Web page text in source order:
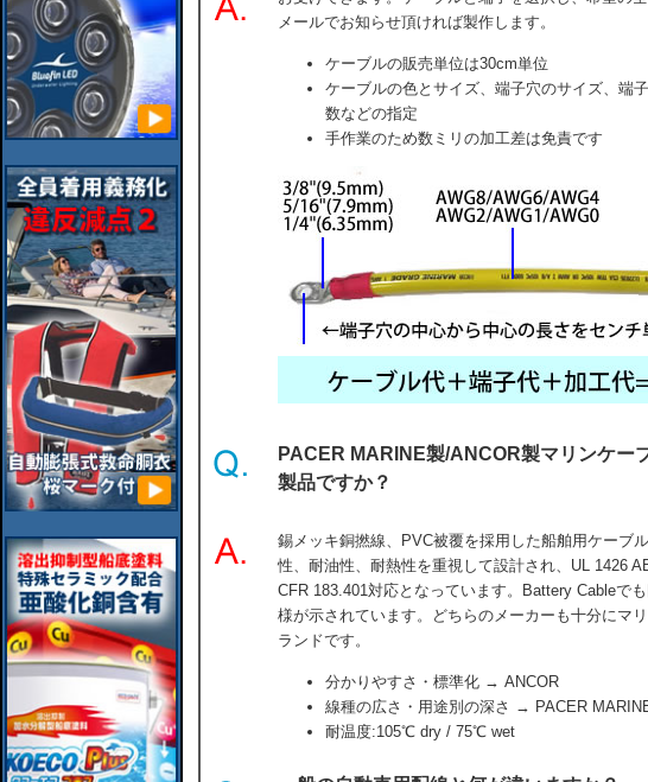
メールでお知らせ頂ければ製作します。
ケーブルの販売単位は30cm単位
ケーブルの色とサイズ、端子穴のサイズ、端
数などの指定
手作業のため数ミリの加工差は免責です
PACER MARINE製/ANCOR製マリンケー
製品ですか？
錫メッキ銅撚線、PVC被覆を採用した船舶用ケーブ
性、耐油性、耐熱性を重視して設計され、UL 1426
CFR 183.401対応となっています。Battery Cableで
様が示されています。どちらのメーカーも十分にマ
ランドです。
分かりやすさ・標準化 → ANCOR
線種の広さ・用途別の深さ → PACER
耐温度:105℃ dry / 75℃ wet